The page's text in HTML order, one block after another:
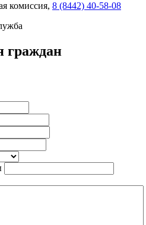
комиссия, 8 (8442) 40-58-08
граждан